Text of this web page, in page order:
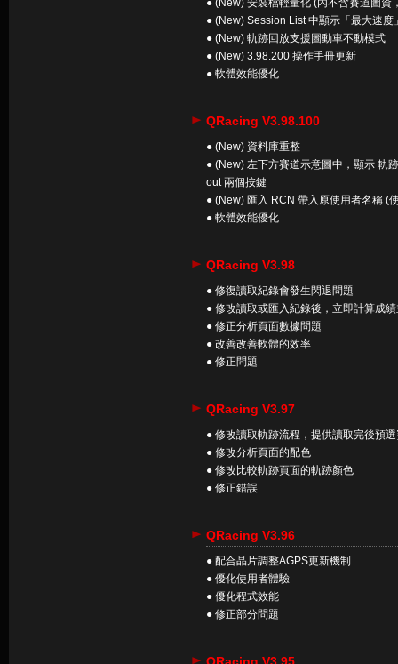
● (New) 安裝檔輕量化 (內不含賽道圖資
● (New) Session List 中顯示「最大速度
● (New) 軌跡回放支援圖動車不動模式
● (New) 3.98.200 操作手冊更新
● 軟體效能優化
QRacing V3.98.100
● (New) 資料庫重整
● (New) 左下方賽道示意圖中，顯示 軌
out 兩個按鍵
● (New) 匯入 RCN 帶入原使用者名稱 (
● 軟體效能優化
QRacing V3.98
● 修復讀取紀錄會發生閃退問題
● 修改讀取或匯入紀錄後，立即計算成
● 修正分析頁面數據問題
● 改善改善軟體的效率
● 修正問題
QRacing V3.97
● 修改讀取軌跡流程，提供讀取完後預
● 修改分析頁面的配色
● 修改比較軌跡頁面的軌跡顏色
● 修正錯誤
QRacing V3.96
● 配合晶片調整AGPS更新機制
● 優化使用者體驗
● 優化程式效能
● 修正部分問題